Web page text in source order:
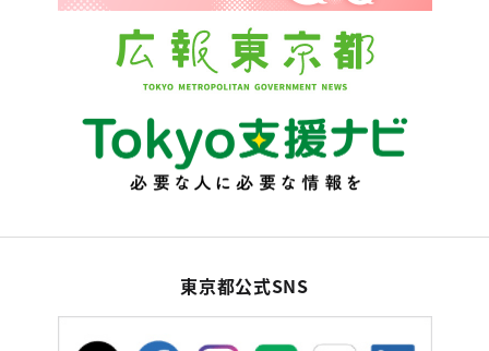
東京都公式SNS